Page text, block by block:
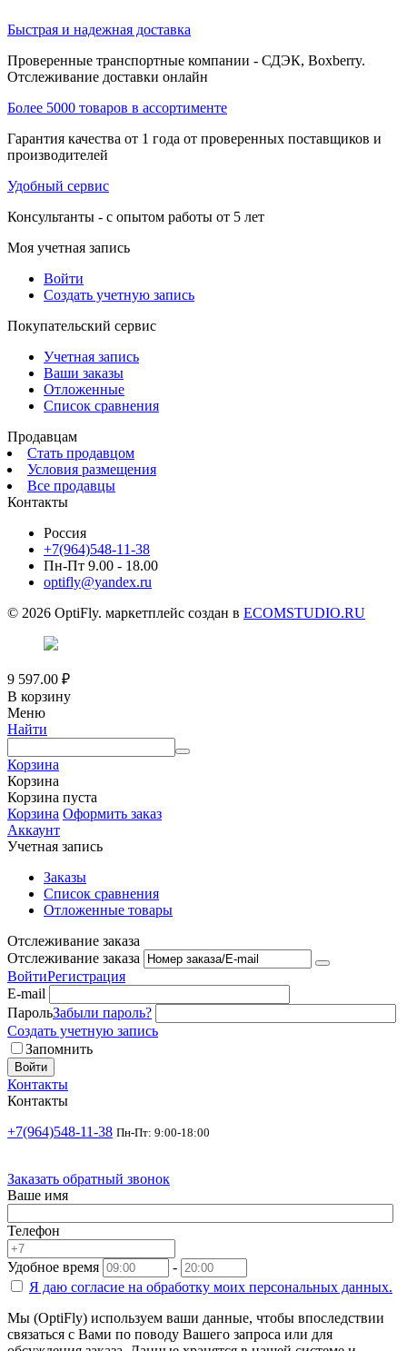
Быстрая и надежная доставка
Проверенные транспортные компании - СДЭК, Boxberry.
Отслеживание доставки онлайн
Более 5000 товаров в ассортименте
Гарантия качества от 1 года от проверенных поставщиков и
производителей
Удобный сервис
Консультанты - с опытом работы от 5 лет
Моя учетная запись
Войти
Создать учетную запись
Покупательский сервис
Учетная запись
Ваши заказы
Отложенные
Список сравнения
Продавцам
Стать продавцом
Условия размещения
Все продавцы
Контакты
Россия
+7(964)548-11-38
Пн-Пт 9.00 - 18.00
optifly@yandex.ru
© 2026 OptiFly. маркетплейс создан в ECOMSTUDIO.RU
9 597.00 ₽
В корзину
Меню
Найти
Корзина
Корзина
Корзина пуста
Корзина Оформить заказ
Аккаунт
Учетная запись
Заказы
Список сравнения
Отложенные товары
Отслеживание заказа
Отслеживание заказа
ВойтиРегистрация
E-mail
ПарольЗабыли пароль?
Создать учетную запись
Запомнить
Войти
Контакты
Контакты
+7(964)548-11-38 Пн-Пт: 9:00-18:00
Заказать обратный звонок
Ваше имя
Телефон
Удобное время
-
Я даю согласие на обработку моих персональных данных.
Мы (OptiFly) используем ваши данные, чтобы впоследствии
связаться с Вами по поводу Вашего запроса или для